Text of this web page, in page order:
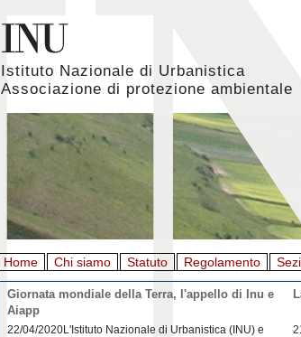
Istituto Nazionale di Urbanistica
Associazione di protezione ambientale
Home Chi siamo Statuto Regolamento
Giornata mondiale della Terra, l'appello di Inu e
Aiapp
22/04/2020L'Istituto Nazionale di Urbanistica (INU) e